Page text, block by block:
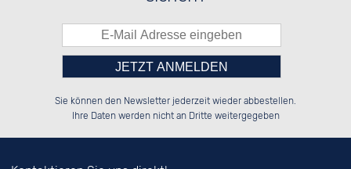
░░░░██░░░░░░██░░██░░██░░██░░░░░░
░░████░░░░████░░██████░░██████░░
░░░░██░░░░░░██░░░░░░██░░░░░░██░░
Bitte tragen Sie die Zahl in
das nebenstehende Feld ein.
Sie können den Newsletter jederzeit wieder abbestellen.
Ihre Daten werden nicht an Dritte weitergegeben